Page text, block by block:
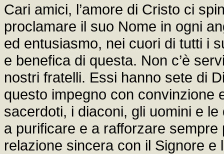
Cari amici, l’amore di Cristo ci
proclamare il suo Nome in ogni
ed entusiasmo, nei cuori di tutti i
e benefica di questa. Non c’è
nostri fratelli. Essi hanno sete di
questo impegno con convinzione
sacerdoti, i diaconi, gli uomini e
a purificare e a rafforzare
relazione sincera con il Signore